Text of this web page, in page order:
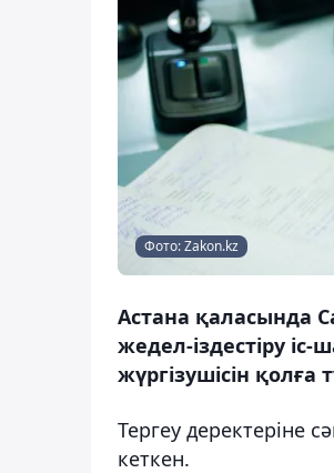
Фото: Zakon.kz
Астана қаласында
жедел-іздестіру
жүргізушісін қолға
Тергеу деректеріне
кеткен.